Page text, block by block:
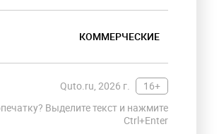
КОММЕРЧЕСКИЕ
Quto.ru, 2026 г.
16+
Выделите текст и нажмите
Ctrl+Enter